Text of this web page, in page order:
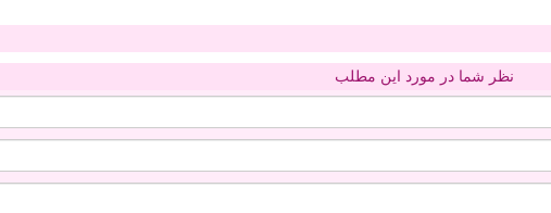
نظر شما در مورد این مطلب